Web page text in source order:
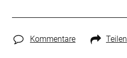
Kommentare Teilen